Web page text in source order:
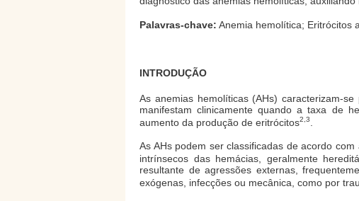
Palavras-chave: Anemia hemolítica; Eritrócitos
INTRODUÇÃO
As anemias hemolíticas (AHs) caracterizam-
manifestam clinicamente quando a taxa de
aumento da produção de eritrócitos2,3
As AHs podem ser classificadas de acordo
intrínsecos das hemácias, geralmente
resultante de agressões externas,
exógenas, infecções ou mecânica, como por